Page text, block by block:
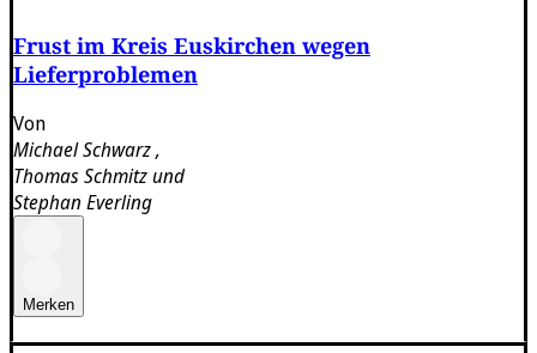
Frust im Kreis Euskirchen wegen
Lieferproblemen
Von
Michael Schwarz,
Thomas Schmitzund
Stephan Everling
Merken